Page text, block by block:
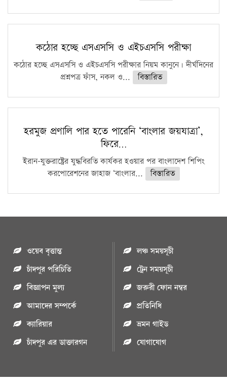
কঠোর হচ্ছে এসএসসি ও এইচএসসি পরীক্ষা
কঠোর হচ্ছে এসএসসি ও এইচএসসি পরীক্ষার নিয়ম কানুনে। দীর্ঘদিনের
প্রশ্নপত্র ফাঁস, নকল ও...
বিস্তারিত
হরমুজ প্রণালি পার হতে পারেনি ‘বাংলার জয়যাত্রা’,
ফিরে…
ইরান-যুক্তরাষ্ট্রের যুদ্ধবিরতি কার্যকর হওয়ার পর বাংলাদেশ শিপিং
করপোরেশনের জাহাজ ‘বাংলার...
বিস্তারিত
ওয়েব বৃত্তান্ত
চাঁদপুর পরিচিতি
বিজ্ঞাপন মুল্য
আমাদের সম্পর্কে
ক্যারিয়ার
চাঁদপুর এর ডাক্তারগন
লঞ্চ সময়সূচী
ট্রেন সময়সূচী
জরুরী ফোন নম্বর
প্রতিনিধি
ভ্রমন গাইড
যোগাযোগ